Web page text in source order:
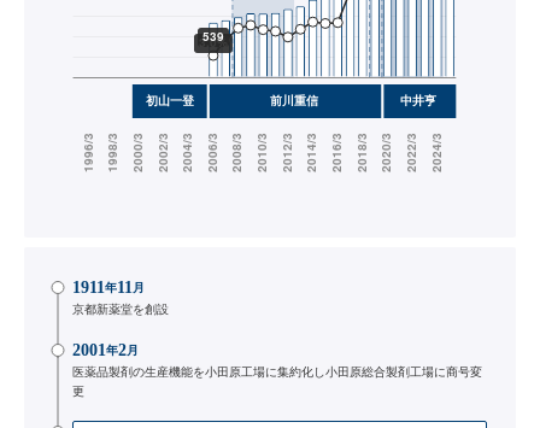
1911年11月
京都新薬堂を創設
2001年2月
医薬品製剤の生産機能を小田原工場に集約化し小田原総合製剤工場に商号変
更